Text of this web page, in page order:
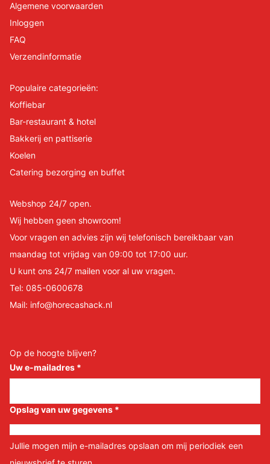
Algemene voorwaarden
Inloggen
FAQ
Verzendinformatie
Populaire categorieën:
Koffiebar
Bar-restaurant & hotel
Bakkerij en pattiserie
Koelen
Catering bezorging en buffet
Webshop 24/7 open.
Wij hebben geen showroom!
Voor vragen en advies zijn wij telefonisch bereikbaar van
maandag tot vrijdag van 09:00 tot 17:00 uur.
U kunt ons 24/7 mailen voor al uw vragen.
Tel: 085-0600678
Mail: info@horecashack.nl
Op de hoogte blijven?
Uw e-mailadres *
Opslag van uw gegevens *
Jullie mogen mijn e-mailadres opslaan om mij periodiek een